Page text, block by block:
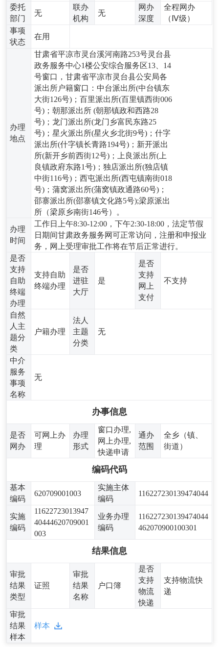
委托
部门
无
联办
机构
无
网办
深度
全程网办
（Ⅳ级）
事项
状态
在用
办理
地点
甘肃省平凉市灵台溪河南路253号灵台县
政务服务中心1楼公安综合服务区13、14
号窗口，甘肃省平凉市灵台县公安局各
派出所户籍窗口：中台派出所(中台镇东
大街126号)；百里派出所(百里镇西街006
号)；朝那派出所 (朝那镇政和西路28
号)；龙门派出所(龙门乡富民东路25
号)；星火派出所(星火乡北街9号)；什字
派出所(什字镇长青路194号)；新开派出
所(新开乡前西街12号)；上良派出所(上
良镇政府东路1号)；独店派出所(独店镇
中街116号)；西屯派出所(西屯镇南街018
号)；蒲窝派出所(蒲窝镇政通路60号)；
邵寨派出所(邵寨镇文化路5号);梁原派出
所（梁原乡南街146号）。
办理
时间
工作日上午8:30-12:00，下午2:30-18:00，法定节假
日期间甘肃政务服务网可正常访问，注册和申报业
务，网上受理审批工作将在节后正常进行。
是否
支持
自助
终端
办理
支持自助
终端办理
是否
进驻
大厅
是
是否
支持
网上
支付
不支持
自然
人主
题分
类
户籍办理
法人
主题
分类
无
中介
服务
事项
名称
无
办事信息
是否
网办
可网上办
理
办理
形式
窗口办理,
网上办理,
快递申请
通办
范围
全乡（镇、
街道）
编码代码
基本
编码
620709001003
实施主体
编码
116227230139474044
实施
编码
11622723013947
40444620709001
003
业务办理
编码
116227230139474044
462070900100301
结果信息
审批
结果
类型
证照
审批
结果
名称
户口簿
是否
支持
物流
快递
支持物流快
递
审批
结果
样本
样本